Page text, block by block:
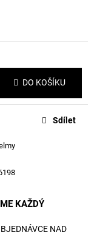
DO KOŠÍKU
Sdílet
KAŽDÝ
NAD